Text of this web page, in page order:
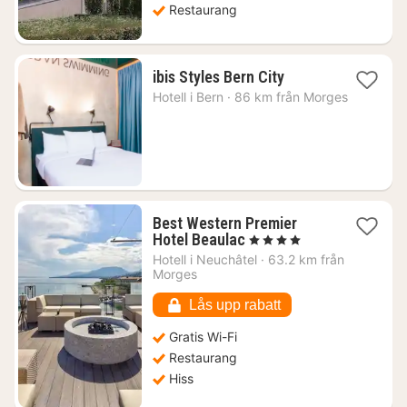
Restaurang
ibis Styles Bern City1
natt
Hotell i Bern · 86 km från Morges
Best Western Premier
Hotel Beaulac1
natt
kr.
, 4 Stjärnor
Hotell i Neuchâtel · 63.2 km från
Morges
Lås upp rabatt
Gratis Wi-Fi
Restaurang
Hiss